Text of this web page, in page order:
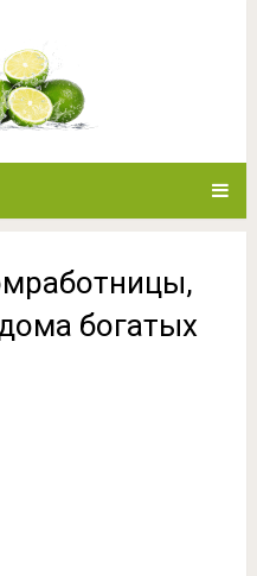
богатых